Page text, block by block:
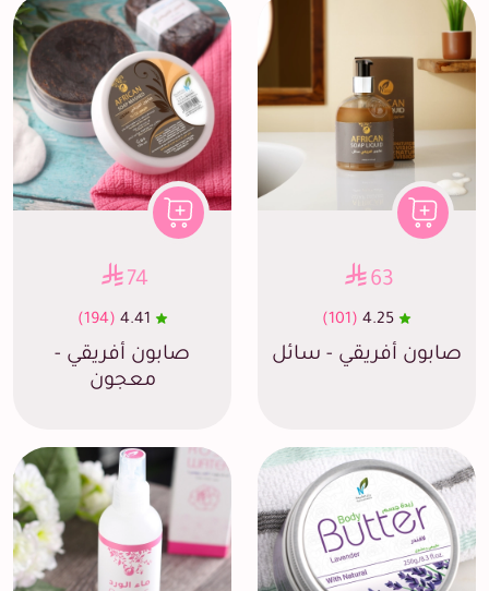
63
4.25
(101)
صابون أفريقي - سائل
74
4.41
(194)
صابون أفريقي -
معجون